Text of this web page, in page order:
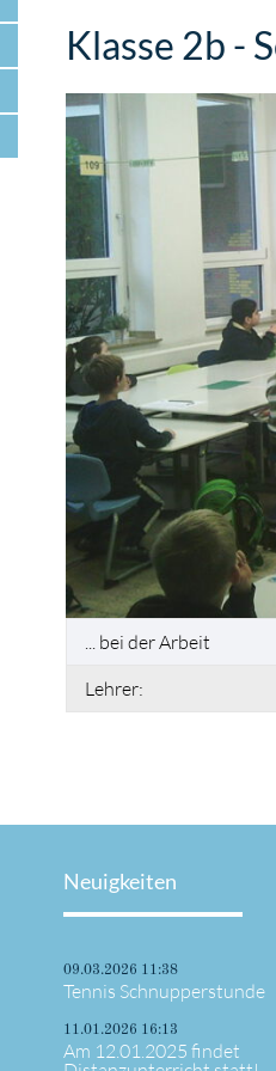
Klasse 2b -
... bei der Arbeit
Lehrer:
Neuigkeiten
09.03.2026 11:38
Tennis Schnupperstunde
11.01.2026 16:13
Am 12.01.2025 findet